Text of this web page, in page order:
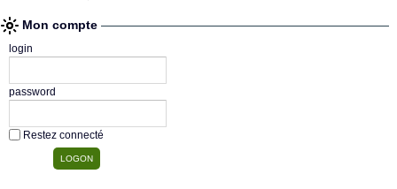
Mon compte
login
password
Restez connecté